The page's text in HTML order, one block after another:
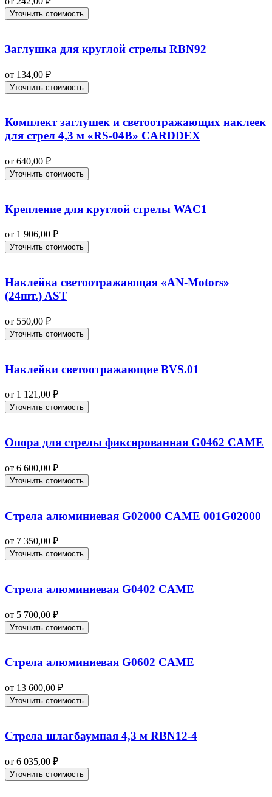
Уточнить стоимость
Заглушка для круглой стрелы RBN92
от 134,00 ₽
Уточнить стоимость
Комплект заглушек и светоотражающих наклеек
для стрел 4,3 м «RS-04B» CARDDEX
от 640,00 ₽
Уточнить стоимость
Крепление для круглой стрелы WAC1
от 1 906,00 ₽
Уточнить стоимость
Наклейка светоотражающая «AN-Motors»
(24шт.) AST
от 550,00 ₽
Уточнить стоимость
Наклейки светоотражающие BVS.01
от 1 121,00 ₽
Уточнить стоимость
Опора для стрелы фиксированная G0462 CAME
от 6 600,00 ₽
Уточнить стоимость
Стрела алюминиевая G02000 CAME 001G02000
от 7 350,00 ₽
Уточнить стоимость
Стрела алюминиевая G0402 CAME
от 5 700,00 ₽
Уточнить стоимость
Стрела алюминиевая G0602 CAME
от 13 600,00 ₽
Уточнить стоимость
Стрела шлагбаумная 4,3 м RBN12-4
от 6 035,00 ₽
Уточнить стоимость